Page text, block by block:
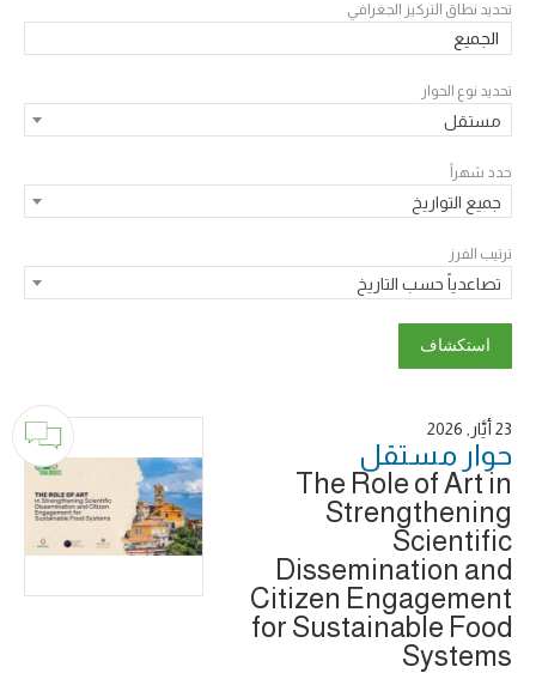
تحديد نطاق التركيز الجغرافي
الجميع
تحديد نوع الحوار
مستقل
حدد شهراً
جميع التواريخ
ترتيب الفرز
تصاعدياً حسب التاريخ
23 أَيَّار, 2026
حوار ‎مستقل
The Role of Art in
Strengthening
Scientific
Dissemination and
Citizen Engagement
for Sustainable Food
Systems